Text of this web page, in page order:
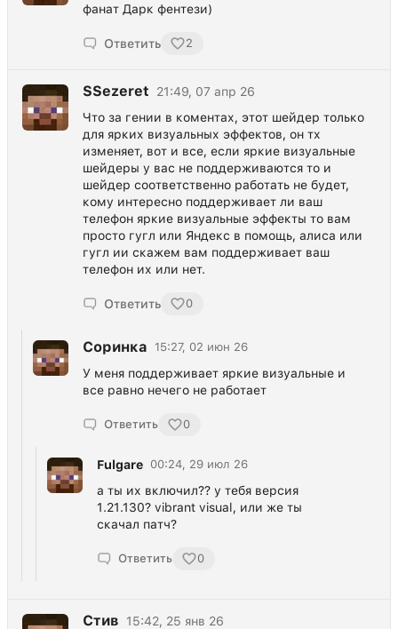
фанат Дарк фентези)
Ответить 2
SSezeret
21:49, 07 апр 26
Что за гении в коментах, этот шейдер только
для ярких визуальных эффектов, он тх
изменяет, вот и все, если яркие визуальные
шейдеры у вас не поддерживаются то и
шейдер соответственно работать не будет,
кому интересно поддерживает ли ваш
телефон яркие визуальные эффекты то вам
просто гугл или Яндекс в помощь, алиса или
гугл ии скажем вам поддерживает ваш
телефон их или нет.
Ответить 0
Соринка 15:27, 02 июн 26
У меня поддерживает яркие визуальные и
все равно нечего не работает
Ответить 0
Fulgare 00:24, 29 июл 26
а ты их включил?? у тебя версия
1.21.130? vibrant visual, или же ты
скачал патч?
Ответить 0
Стив
15:42, 25 янв 26